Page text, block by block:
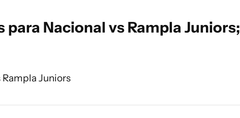
para Nacional vs Rampla Juniors;
Juniors